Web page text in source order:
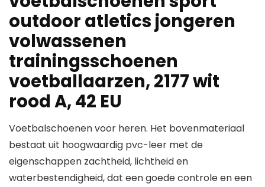
outdoor atletics jongeren
volwassenen
trainingsschoenen
voetballaarzen, 2177 wit
rood A, 42 EU
Voetbalschoenen voor heren. Het bovenmateriaal
bestaat uit hoogwaardig pvc-leer met de
eigenschappen zachtheid, lichtheid en
waterbestendigheid, dat een goede controle en een